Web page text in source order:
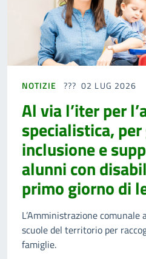
NOTIZIE 02 LUG 2026
Al via l’iter per
specialistica,
inclusione e
alunni con
primo giorno di
L’Amministrazione
scuole del territorio per
famiglie.